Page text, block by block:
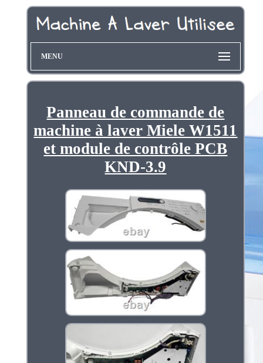
MENU
Panneau de commande de
machine à laver Miele W1511
et module de contrôle PCB
KND-3.9